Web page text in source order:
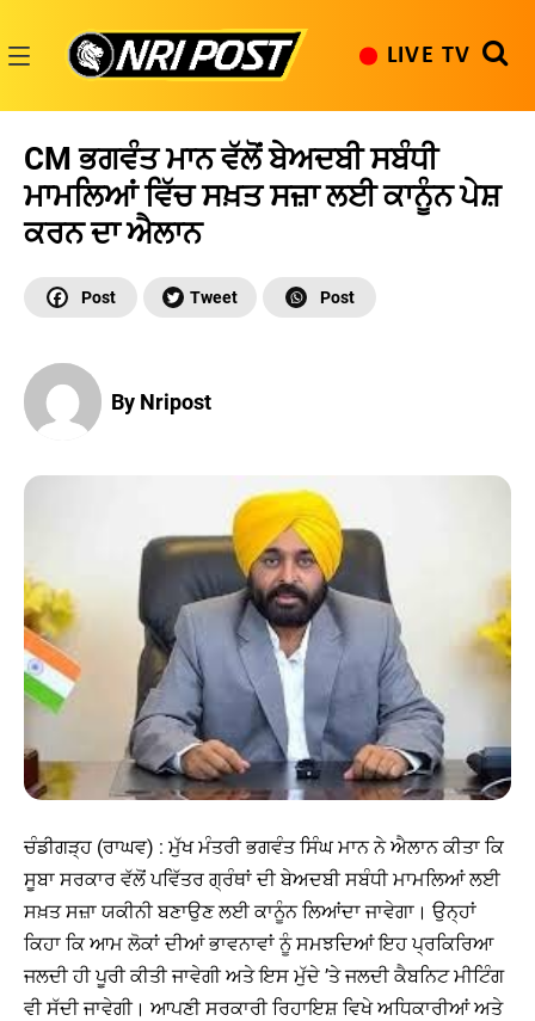
content
LIVE TV
CM ਭਗਵੰਤ ਮਾਨ ਵੱਲੋਂ ਬੇਅਦਬੀ ਸਬੰਧੀ
ਮਾਮਲਿਆਂ ਵਿੱਚ ਸਖ਼ਤ ਸਜ਼ਾ ਲਈ ਕਾਨੂੰਨ ਪੇਸ਼
ਕਰਨ ਦਾ ਐਲਾਨ
By Nripost
ਚੰਡੀਗੜ੍ਹ (ਰਾਘਵ) : ਮੁੱਖ ਮੰਤਰੀ ਭਗਵੰਤ ਸਿੰਘ ਮਾਨ ਨੇ ਐਲਾਨ ਕੀਤਾ ਕਿ
ਸੂਬਾ ਸਰਕਾਰ ਵੱਲੋਂ ਪਵਿੱਤਰ ਗ੍ਰੰਥਾਂ ਦੀ ਬੇਅਦਬੀ ਸਬੰਧੀ ਮਾਮਲਿਆਂ ਲਈ
ਸਖ਼ਤ ਸਜ਼ਾ ਯਕੀਨੀ ਬਣਾਉਣ ਲਈ ਕਾਨੂੰਨ ਲਿਆਂਦਾ ਜਾਵੇਗਾ। ਉਨ੍ਹਾਂ
ਕਿਹਾ ਕਿ ਆਮ ਲੋਕਾਂ ਦੀਆਂ ਭਾਵਨਾਵਾਂ ਨੂੰ ਸਮਝਦਿਆਂ ਇਹ ਪ੍ਰਕਿਰਿਆ
ਜਲਦੀ ਹੀ ਪੂਰੀ ਕੀਤੀ ਜਾਵੇਗੀ ਅਤੇ ਇਸ ਮੁੱਦੇ ’ਤੇ ਜਲਦੀ ਕੈਬਨਿਟ ਮੀਟਿੰਗ
ਵੀ ਸੱਦੀ ਜਾਵੇਗੀ। ਆਪਣੀ ਸਰਕਾਰੀ ਰਿਹਾਇਸ਼ ਵਿਖੇ ਅਧਿਕਾਰੀਆਂ ਅਤੇ